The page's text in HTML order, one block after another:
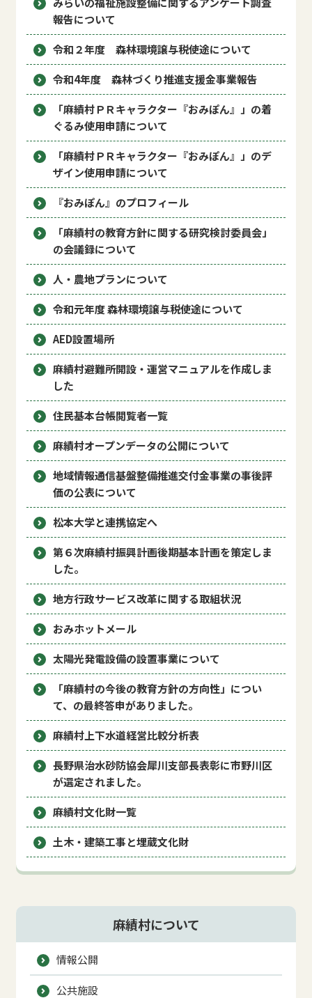
報告について
令和２年度 森林環境譲与税使途について
令和4年度 森林づくり推進支援金事業報告
「麻績村ＰＲキャラクター『おみぽん』」の着
ぐるみ使用申請について
「麻績村ＰＲキャラクター『おみぽん』」のデ
ザイン使用申請について
『おみぽん』のプロフィール
「麻績村の教育方針に関する研究検討委員会」
の会議録について
人・農地プランについて
令和元年度 森林環境譲与税使途について
AED設置場所
麻績村避難所開設・運営マニュアルを作成しま
した
住民基本台帳閲覧者一覧
麻績村オープンデータの公開について
地域情報通信基盤整備推進交付金事業の事後評
価の公表について
松本大学と連携協定へ
第６次麻績村振興計画後期基本計画を策定しま
した。
地方行政サービス改革に関する取組状況
おみホットメール
太陽光発電設備の設置事業について
「麻績村の今後の教育方針の方向性」につい
て、の最終答申がありました。
麻績村上下水道経営比較分析表
長野県治水砂防協会犀川支部長表彰に市野川区
が選定されました。
麻績村文化財一覧
土木・建築工事と埋蔵文化財
麻績村について
情報公開
公共施設